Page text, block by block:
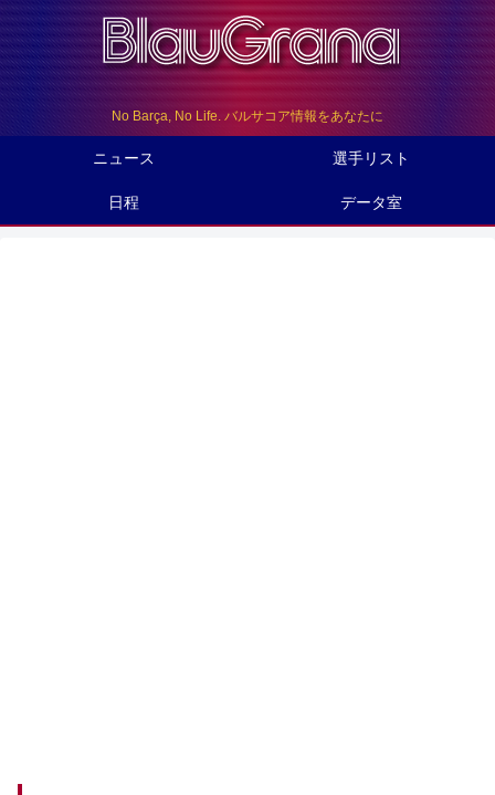
No Barça, No Life. バルサコア情報をあなたに
ニュース 選手リスト
日程 データ室